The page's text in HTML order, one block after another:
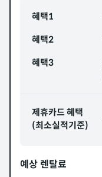
혜택1
혜택2
혜택3
제휴카드 혜택
(최소실적기준)
예상 렌탈료